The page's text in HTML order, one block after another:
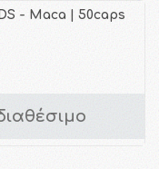
- Maca | 50caps